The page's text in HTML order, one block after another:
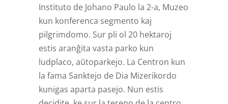
Instituto de Johano Paulo la 2-a, Muzeo
kun konferenca segmento kaj
pilgrimdomo. Sur pli ol 20 hektaroj
estis aranĝita vasta parko kun
ludplaco, aŭtoparkejo. La Centron kun
la fama Sanktejo de Dia Mizerikordo
kunigas aparta pasejo. Nun estis